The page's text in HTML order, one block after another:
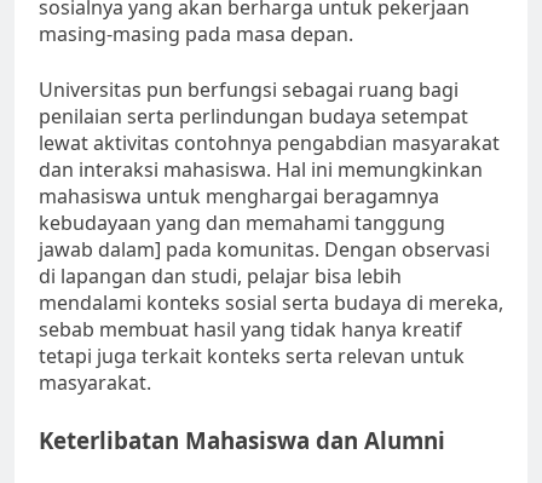
sosialnya yang akan berharga untuk pekerjaan
masing-masing pada masa depan.
Universitas pun berfungsi sebagai ruang bagi
penilaian serta perlindungan budaya setempat
lewat aktivitas contohnya pengabdian masyarakat
dan interaksi mahasiswa. Hal ini memungkinkan
mahasiswa untuk menghargai beragamnya
kebudayaan yang dan memahami tanggung
jawab dalam] pada komunitas. Dengan observasi
di lapangan dan studi, pelajar bisa lebih
mendalami konteks sosial serta budaya di mereka,
sebab membuat hasil yang tidak hanya kreatif
tetapi juga terkait konteks serta relevan untuk
masyarakat.
Keterlibatan Mahasiswa dan Alumni